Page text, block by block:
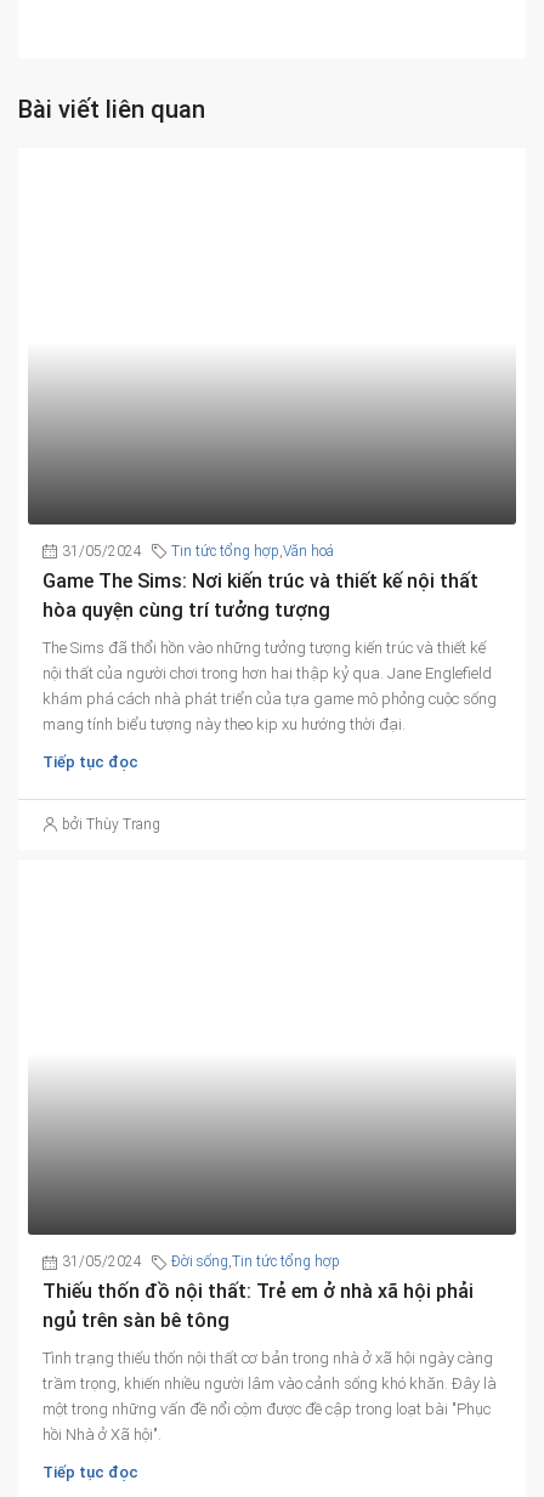
Bài viết liên quan
31/05/2024 Tin tức tổng hợp,Văn hoá
Game The Sims: Nơi kiến trúc và thiết kế nội thất
hòa quyện cùng trí tưởng tượng
The Sims đã thổi hồn vào những tưởng tượng kiến trúc và thiết kế
nội thất của người chơi trong hơn hai thập kỷ qua. Jane Englefield
khám phá cách nhà phát triển của tựa game mô phỏng cuộc sống
mang tính biểu tượng này theo kịp xu hướng thời đại.
Tiếp tục đọc
bởi Thùy Trang
31/05/2024 Đời sống,Tin tức tổng hợp
Thiếu thốn đồ nội thất: Trẻ em ở nhà xã hội phải
ngủ trên sàn bê tông
Tình trạng thiếu thốn nội thất cơ bản trong nhà ở xã hội ngày càng
trầm trọng, khiến nhiều người lâm vào cảnh sống khó khăn. Đây là
một trong những vấn đề nổi cộm được đề cập trong loạt bài "Phục
hồi Nhà ở Xã hội".
Tiếp tục đọc